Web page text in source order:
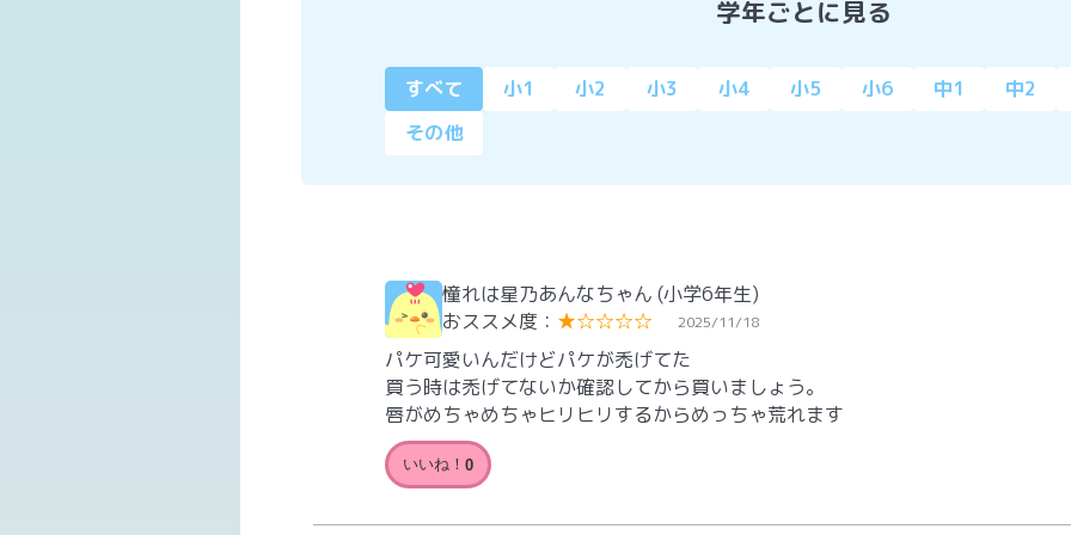
学年ごとに見る
すべて 小1 小2 小3 小4 小5 小6 中1
中2
その他
憧れは星乃あんなちゃん (小学6年生)
おススメ度： ★☆☆☆☆ 2025/11/18
パケ可愛いんだけどパケが禿げてた
買う時は禿げてないか確認してから買いましょう。
唇がめちゃめちゃヒリヒリするからめっちゃ荒れます
いいね！ 0